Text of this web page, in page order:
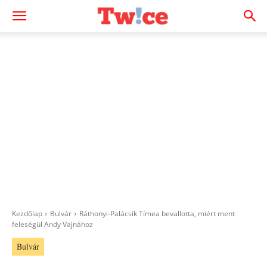
Kezdőlap Bulvár
Ráthonyi-Palácsik Tímea bevallotta, miért ment
feleségül Andy Vajnához
Bulvár